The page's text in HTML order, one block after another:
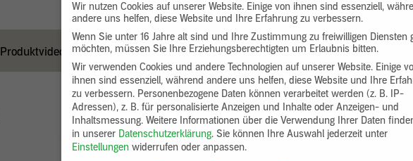
Produktvideo Downloads Produktbeschreibung
Wir nutzen Cookies auf unserer Website. Einige von ihnen sind essenziell,
andere uns helfen, diese Website und Ihre Erfahrung zu verbessern.
Wenn Sie unter 16 Jahre alt sind und Ihre Zustimmung zu freiwilligen Diensten
möchten, müssen Sie Ihre Erziehungsberechtigten um Erlaubnis bitten.
Wir verwenden Cookies und andere Technologien auf unserer Website. Einige
ihnen sind essenziell, während andere uns helfen, diese Website und Ihre
zu verbessern. Personenbezogene Daten können verarbeitet werden (z. B. IP-
Adressen), z. B. für personalisierte Anzeigen und Inhalte oder Anzeigen- und
Inhaltsmessung. Weitere Informationen über die Verwendung Ihrer Daten
in unserer Datenschutzerklärung. Sie können Ihre Auswahl jederzeit unter
Einstellungen widerrufen oder anpassen.